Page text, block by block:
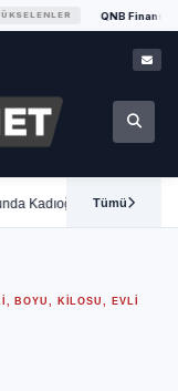
QNB Finansal Kiralama
Kimdir? Kaç Yaşında,
Tümü
BOYU, KILOSU, EVLI